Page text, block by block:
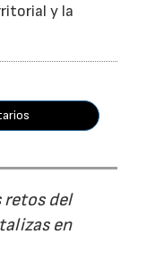
y la
retos del
en